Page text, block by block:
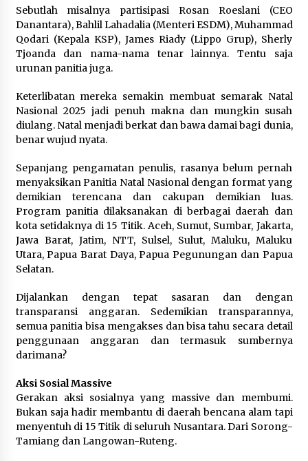
Sebutlah misalnya partisipasi Rosan Roeslani (CEO
Danantara), Bahlil Lahadalia (Menteri ESDM), Muhammad
Qodari (Kepala KSP), James Riady (Lippo Grup), Sherly
Tjoanda dan nama-nama tenar lainnya. Tentu saja
urunan panitia juga.
Keterlibatan mereka semakin membuat semarak Natal
Nasional 2025 jadi penuh makna dan mungkin susah
diulang. Natal menjadi berkat dan bawa damai bagi dunia,
benar wujud nyata.
Sepanjang pengamatan penulis, rasanya belum pernah
menyaksikan Panitia Natal Nasional dengan format yang
demikian terencana dan cakupan demikian luas.
Program panitia dilaksanakan di berbagai daerah dan
kota setidaknya di 15 Titik. Aceh, Sumut, Sumbar, Jakarta,
Jawa Barat, Jatim, NTT, Sulsel, Sulut, Maluku, Maluku
Utara, Papua Barat Daya, Papua Pegunungan dan Papua
Selatan.
Dijalankan dengan tepat sasaran dan dengan
transparansi anggaran. Sedemikian transparannya,
semua panitia bisa mengakses dan bisa tahu secara detail
penggunaan anggaran dan termasuk sumbernya
darimana?
Aksi Sosial Massive
Gerakan aksi sosialnya yang massive dan membumi.
Bukan saja hadir membantu di daerah bencana alam tapi
menyentuh di 15 Titik di seluruh Nusantara. Dari Sorong-
Tamiang dan Langowan-Ruteng.